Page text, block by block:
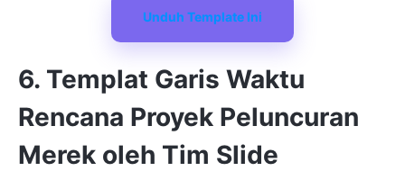
Unduh Template Ini
6. Templat Garis Waktu
Rencana Proyek Peluncuran
Merek oleh Tim Slide